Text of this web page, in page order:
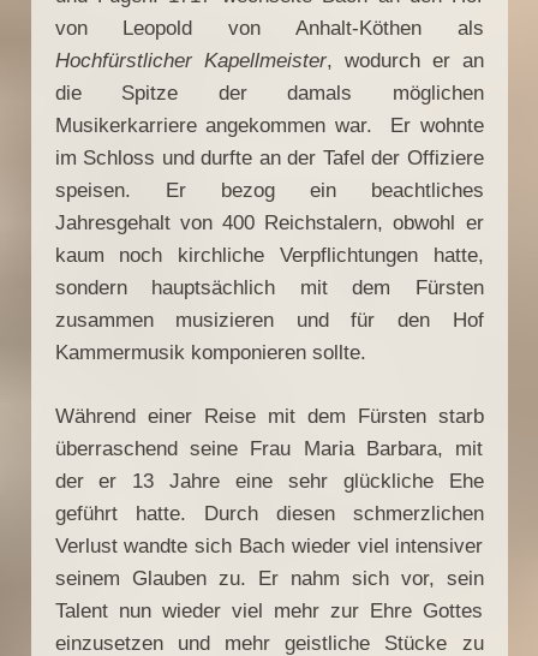
von Leopold von Anhalt-Köthen als
Hochfürstlicher Kapellmeister, wodurch er an
die Spitze der damals möglichen
Musikerkarriere angekommen war. Er wohnte
im Schloss und durfte an der Tafel der Offiziere
speisen. Er bezog ein beachtliches
Jahresgehalt von 400 Reichstalern, obwohl er
kaum noch kirchliche Verpflichtungen hatte,
sondern hauptsächlich mit dem Fürsten
zusammen musizieren und für den Hof
Kammermusik komponieren sollte.
Während einer Reise mit dem Fürsten starb
überraschend seine Frau Maria Barbara, mit
der er 13 Jahre eine sehr glückliche Ehe
geführt hatte. Durch diesen schmerzlichen
Verlust wandte sich Bach wieder viel intensiver
seinem Glauben zu. Er nahm sich vor, sein
Talent nun wieder viel mehr zur Ehre Gottes
einzusetzen und mehr geistliche Stücke zu